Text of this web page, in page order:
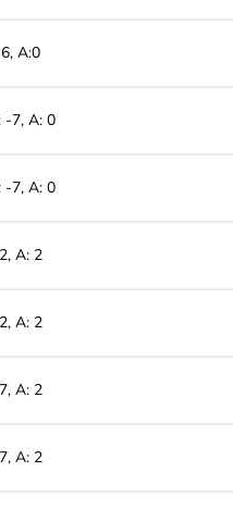
A:0
-7, A: 0
-7, A: 0
A: 2
A: 2
A: 2
A: 2